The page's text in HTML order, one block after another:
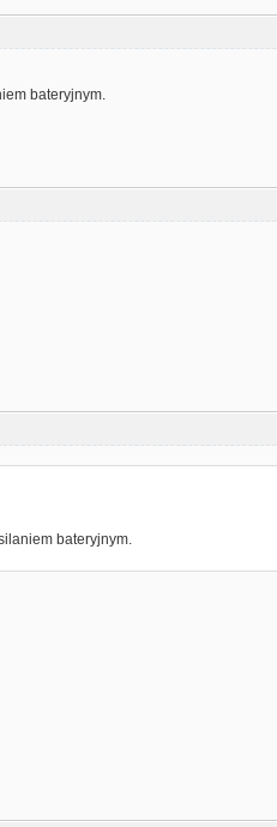
bateryjnym.
bateryjnym.